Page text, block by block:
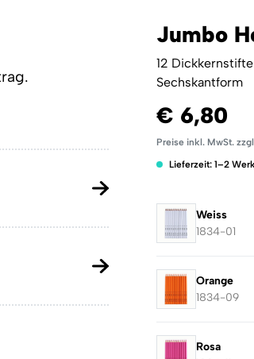
Jumbo
12
Sechskantform
€ 6,80
Preise inkl. MwSt.
Lieferzeit: 1–2
Weiss
1834-01
Orange
1834-09
Rosa